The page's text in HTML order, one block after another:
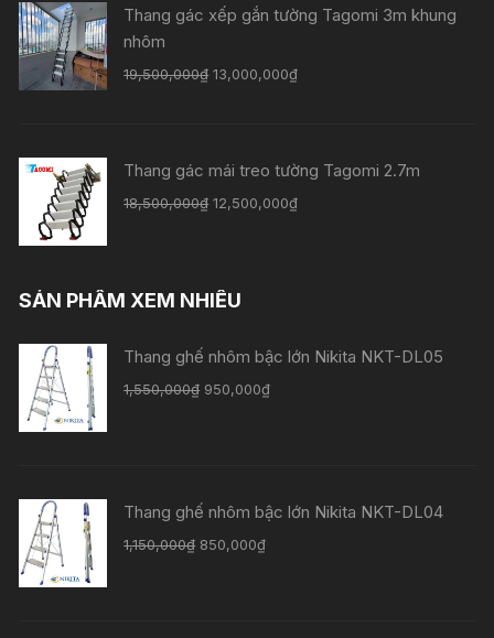
Thang gác xếp gắn tường Tagomi 3m khung
nhôm
19,500,000₫ 13,000,000₫
Thang gác mái treo tường Tagomi 2.7m
18,500,000₫ 12,500,000₫
SẢN PHẨM XEM NHIỀU
Thang ghế nhôm bậc lớn Nikita NKT-DL05
1,550,000₫ 950,000₫
Thang ghế nhôm bậc lớn Nikita NKT-DL04
1,150,000₫ 850,000₫